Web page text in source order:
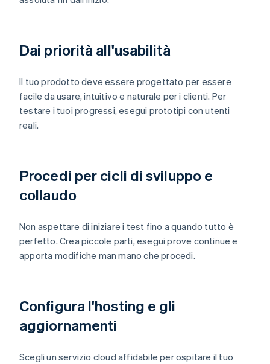
Dai priorità all'usabilità
Il tuo prodotto deve essere progettato per essere
facile da usare, intuitivo e naturale per i clienti. Per
testare i tuoi progressi, esegui prototipi con utenti
reali.
Procedi per cicli di sviluppo e
collaudo
Non aspettare di iniziare i test fino a quando tutto è
perfetto. Crea piccole parti, esegui prove continue e
apporta modifiche man mano che procedi.
Configura l'hosting e gli
aggiornamenti
Scegli un servizio cloud affidabile per ospitare il tuo